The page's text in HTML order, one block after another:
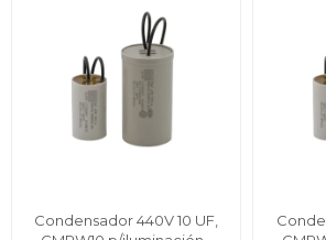
Condensador 440V 10 UF,